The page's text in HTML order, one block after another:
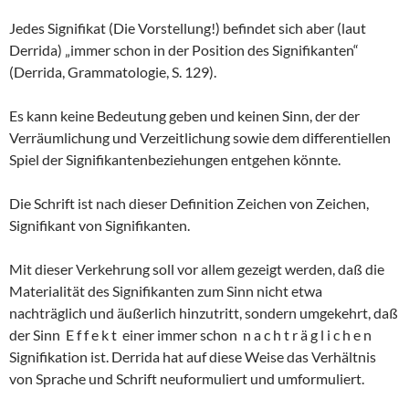
Jedes Signifikat (Die Vorstellung!) befindet sich aber (laut
Derrida) „immer schon in der Position des Signifikanten“
(Derrida, Grammatologie, S. 129).
Es kann keine Bedeutung geben und keinen Sinn, der der
Verräumlichung und Verzeitlichung sowie dem differentiellen
Spiel der Signifikantenbeziehungen entgehen könnte.
Die Schrift ist nach dieser Definition Zeichen von Zeichen,
Signifikant von Signifikanten.
Mit dieser Verkehrung soll vor allem gezeigt werden, daß die
Materialität des Signifikanten zum Sinn nicht etwa
nachträglich und äußerlich hinzutritt, sondern umgekehrt, daß
der Sinn E f f e k t einer immer schon n a c h t r ä g l i c h e n
Signifikation ist. Derrida hat auf diese Weise das Verhältnis
von Sprache und Schrift neuformuliert und umformuliert.